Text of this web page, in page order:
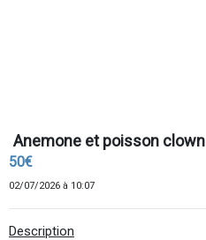
Anemone et poisson clown
50€
02/07/2026 à 10:07
Description